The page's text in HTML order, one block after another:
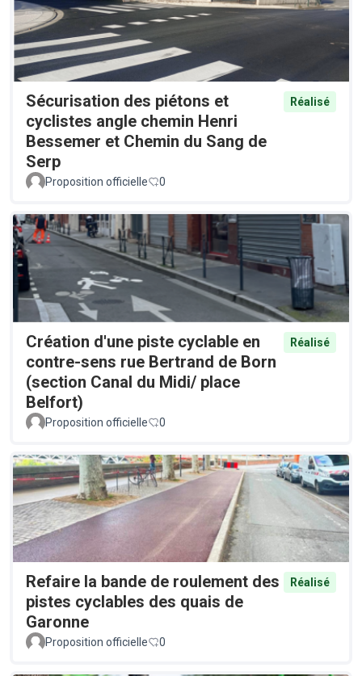
Sécurisation des piétons et
cyclistes angle chemin Henri
Bessemer et Chemin du Sang de
Serp
Réalisé
Proposition officielle 0
Création d'une piste cyclable en
contre-sens rue Bertrand de Born
(section Canal du Midi/ place
Belfort)
Réalisé
Proposition officielle 0
Refaire la bande de roulement des
pistes cyclables des quais de
Garonne
Réalisé
Proposition officielle 0